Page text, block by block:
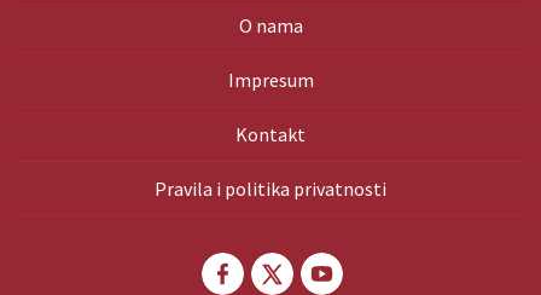
O nama
Impresum
Kontakt
Pravila i politika privatnosti